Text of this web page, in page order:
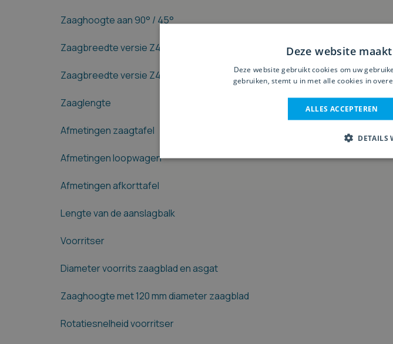
Zaaghoogte aan 90° / 45°
Zaagbreedte versie Z400 M, Z400 EL
Zaagbreedte versie Z400 X1, Z400 X3
Zaaglengte
Afmetingen zaagtafel
Afmetingen loopwagen
Afmetingen afkorttafel
Lengte van de aanslagbalk
Voorritser
Diameter voorrits zaagblad en asgat
Zaaghoogte met 120 mm diameter zaagblad
Rotatiesnelheid voorritser
Deze website
Deze website gebruikt cookies om uw
gebruiken, stemt u in met alle cookies in
ALLES ACCEPTEREN
DETAILS